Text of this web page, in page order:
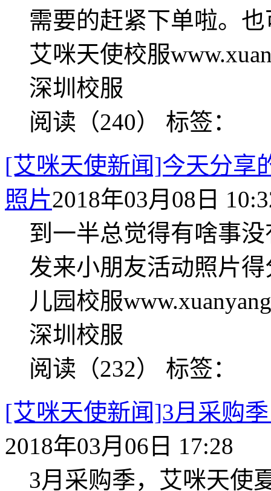
需要的赶紧下单啦。
艾咪天使校服
深圳校服
阅读（240） 标签：
[艾咪天使新闻]今天分享
照片2018年03月08日
到一半总觉得有啥事
发来小朋友活动照片
儿园校服
深圳校服
阅读（232） 标签：
[艾咪天使新闻]3月采购
2018年03月06日 17:28
3月采购季，艾咪天使